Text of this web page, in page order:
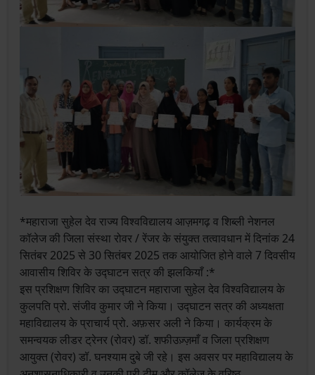
*महाराजा सुहेल देव राज्य विश्वविद्यालय आज़मगढ़ व शिब्ली नेशनल
कॉलेज की जिला संस्था रोवर / रेंजर के संयुक्त तत्वावधान में दिनांक 24
सितंबर 2025 से 30 सितंबर 2025 तक आयोजित होने वाले 7 दिवसीय
आवासीय शिविर के उद्घाटन सत्र की झलकियाँ :*
इस प्रशिक्षण शिविर का उद्घाटन महाराजा सुहेल देव विश्वविद्यालय के
कुलपति प्रो. संजीव कुमार जी ने किया। उद्घाटन सत्र की अध्यक्षता
महाविद्यालय के प्राचार्य प्रो. अफ़सर अली ने किया। कार्यक्रम के
समन्वयक लीडर ट्रेनर (रोवर) डॉ. शफीउज़्ज़माँ व जिला प्रशिक्षण
आयुक्त (रोवर) डॉ. घनश्याम दुबे जी रहे। इस अवसर पर महाविद्यालय के